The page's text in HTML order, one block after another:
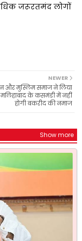
जरूरतमंद लोगों
NEWER
और मुस्लिम समाज ने लिया
के कसमंडी में नहीं
होगी बकरीद की नमाज
Show more